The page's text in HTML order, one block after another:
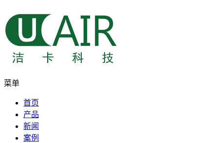
菜单
首页
产品
新闻
案例